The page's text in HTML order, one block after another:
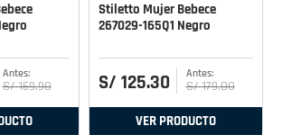
S/ 169.90
Stiletto Mujer Bebece
267029-165Q1 Negro
S/ 125.30 S/ 179.00
VER PRODUCTO